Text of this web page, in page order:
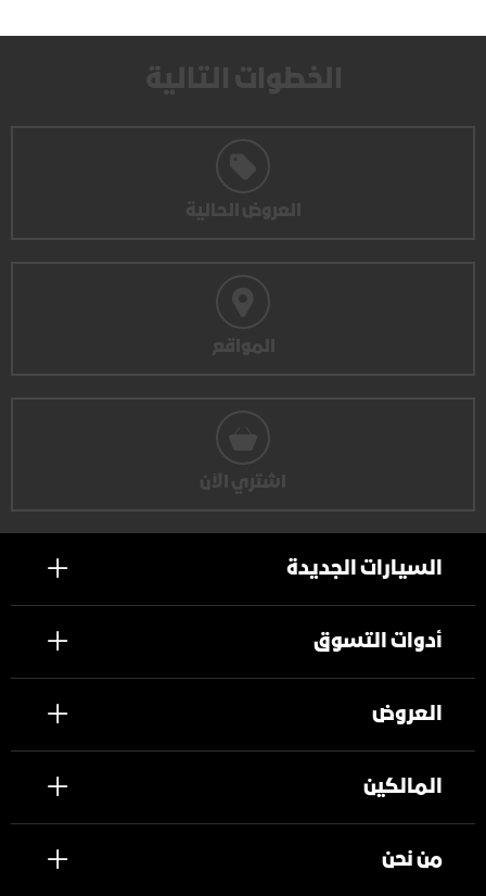
الخطوات التالية
العروض الحالية
المواقع
السيارات الجديدة
أدوات التسوق
العروض
المالكين
من نحن